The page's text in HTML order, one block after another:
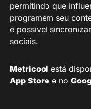
permitindo que
programem seu
é possível
sociais.
Metricool está
App Store e no